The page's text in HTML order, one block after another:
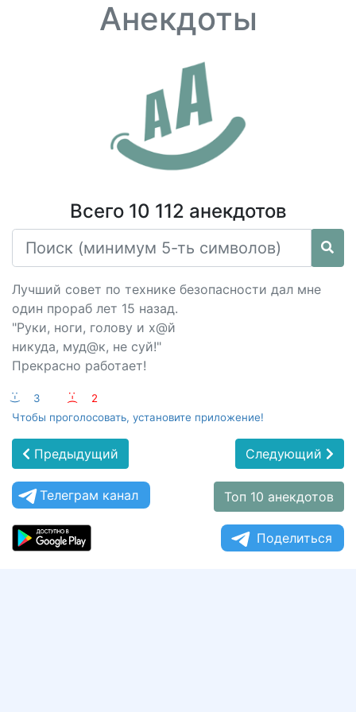
Анекдоты
Всего 10 112 анекдотов
Лучший совет по технике безопасности дал мне
один прораб лет 15 назад.
"Руки, ноги, голову и х@й
никуда, муд@к, не суй!"
Прекрасно работает!
:-) 3 :-(
2
Чтобы проголосовать, установите приложение!
Предыдущий Следующий
Телеграм канал Топ 10 анекдотов
Поделиться